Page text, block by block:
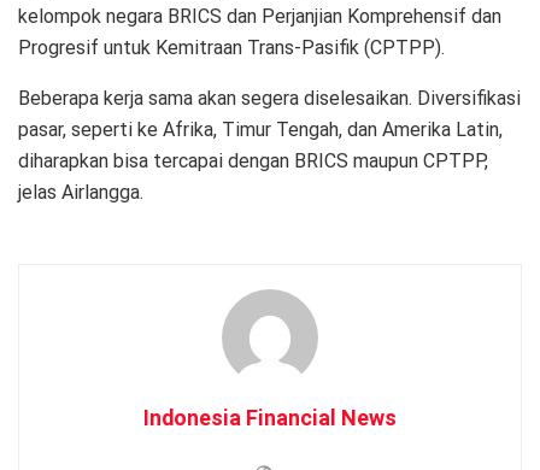
kelompok negara BRICS dan Perjanjian Komprehensif dan
Progresif untuk Kemitraan Trans-Pasifik (CPTPP).
Beberapa kerja sama akan segera diselesaikan. Diversifikasi
pasar, seperti ke Afrika, Timur Tengah, dan Amerika Latin,
diharapkan bisa tercapai dengan BRICS maupun CPTPP,
jelas Airlangga.
Indonesia Financial News